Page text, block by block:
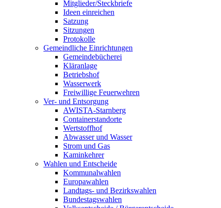
Mitglieder/Steckbriefe
Ideen einreichen
Satzung
Sitzungen
Protokolle
Gemeindliche Einrichtungen
Gemeindebücherei
Kläranlage
Betriebshof
Wasserwerk
Freiwillige Feuerwehren
Ver- und Entsorgung
AWISTA-Starnberg
Containerstandorte
Wertstoffhof
Abwasser und Wasser
Strom und Gas
Kaminkehrer
Wahlen und Entscheide
Kommunalwahlen
Europawahlen
Landtags- und Bezirkswahlen
Bundestagswahlen